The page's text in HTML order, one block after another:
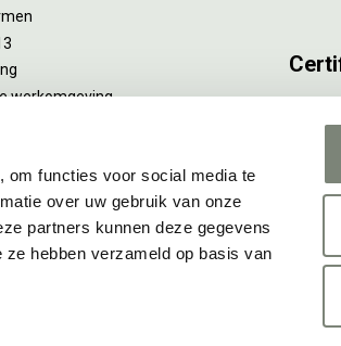
om functies voor social media te
over uw gebruik van onze
partners kunnen deze gegevens
hebben verzameld op basis van
werkomgeving